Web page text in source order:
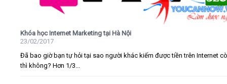
Khóa học Internet Marketing tại Hà Nội
23/02/2017
Đã bao giờ bạn tự hỏi tại sao người khác kiếm được tiền trên Internet
thì không? Hơn 1/3...